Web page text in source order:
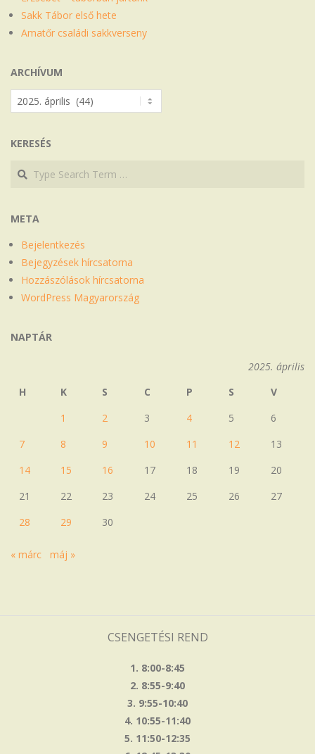
Sakk Tábor első hete
Amatőr családi sakkverseny
ARCHÍVUM
Archívum
KERESÉS
Search
Search
META
Bejelentkezés
Bejegyzések hírcsatorna
Hozzászólások hírcsatorna
WordPress Magyarország
NAPTÁR
2025. április
H
K S C P S
V
1
2 3 4 5
6
7
8 9 10 11 12
13
14
15 16 17 18 19
20
21
22 23 24 25 26
27
28
29 30
« márc máj »
CSENGETÉSI REND
1. 8:00-8:45
2. 8:55-9:40
3. 9:55-10:40
4. 10:55-11:40
5. 11:50-12:35